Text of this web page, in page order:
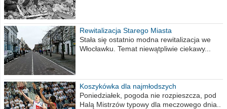
Rewitalizacja Starego Miasta
Stała się ostatnio modna rewitalizacja we
Włocławku. Temat niewątpliwie ciekawy...
Koszykówka dla najmłodszych
Poniedziałek, pogoda nie rozpieszcza, pod
Halą Mistrzów typowy dla meczowego dnia..